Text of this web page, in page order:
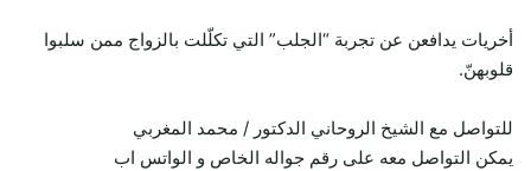
أخريات يدافعن عن تجربة “الجلب” التي تكلّلت بالزواج ممن سلبوا
قلوبهنّ.
للتواصل مع الشيخ الروحاني الدكتور / محمد المغربي
يمكن التواصل معه على رقم جواله الخاص و الواتس اب